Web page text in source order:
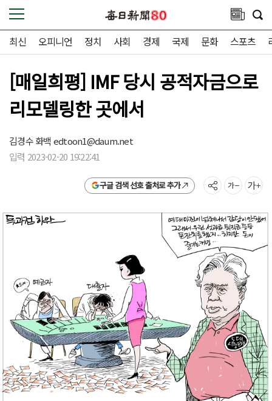
최신 오피니언 정치 사회 경제 국제 문화 스포츠
[매일희평] IMF 당시 공적자금으로
리모델링한 곳에서
김경수 화백 edtoon1@daum.net
입력 2023-02-20 19:22:41
구글 검색 선호 출처로 추가